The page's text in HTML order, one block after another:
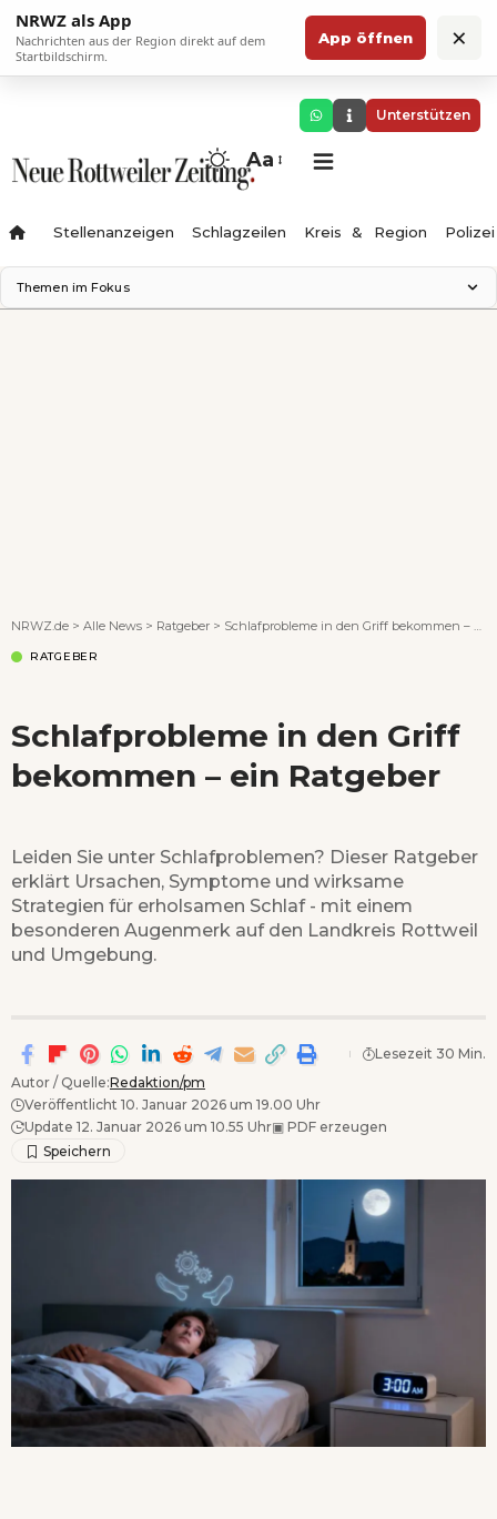
NRWZ als App
Nachrichten aus der Region direkt auf dem
Startbildschirm.
App öffnen ×
Unterstützen
Aa
Stellenanzeigen Schlagzeilen Kreis & Region Polizei
Themen im Fokus
NRWZ.de > Alle News > Ratgeber > Schlafprobleme in den Griff bekommen – ein Ratgeber
RATGEBER
Schlafprobleme in den Griff
bekommen – ein Ratgeber
Leiden Sie unter Schlafproblemen? Dieser Ratgeber
erklärt Ursachen, Symptome und wirksame
Strategien für erholsamen Schlaf - mit einem
besonderen Augenmerk auf den Landkreis Rottweil
und Umgebung.
Autor / Quelle:Redaktion/pm
Veröffentlicht 10. Januar 2026 um 19.00 Uhr
Update 12. Januar 2026 um 10.55 Uhr▣ PDF erzeugen
Lesezeit 30 Min.